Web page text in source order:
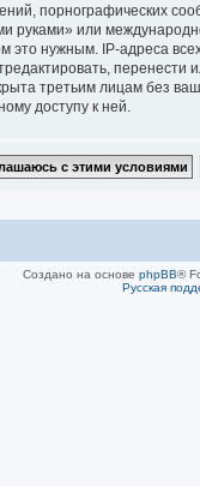
порнографических
руками» или
нужным. IP-адреса
третьим лицам без
доступу к ней.
Создано на основе phpBB®
Русская